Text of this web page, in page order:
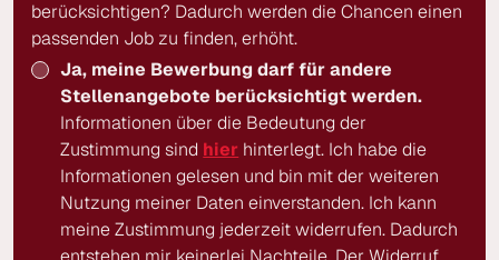
berücksichtigen? Dadurch werden die Chancen einen
passenden Job zu finden, erhöht.
Ja, meine Bewerbung darf für andere
Stellenangebote berücksichtigt werden.
Informationen über die Bedeutung der
Zustimmung sind hier hinterlegt. Ich habe die
Informationen gelesen und bin mit der weiteren
Nutzung meiner Daten einverstanden. Ich kann
meine Zustimmung jederzeit widerrufen. Dadurch